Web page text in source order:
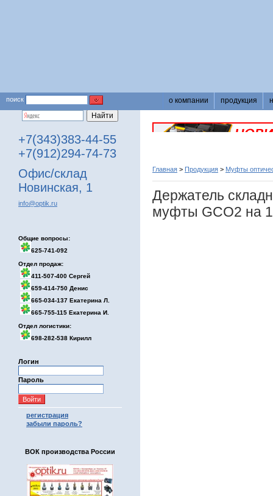
поиск о компании продукция
+7(343)383-44-55
+7(912)294-74-73
Офис/склад
Новинская, 1
info@optik.ru
Общие вопросы:
625-741-092
Отдел продаж:
411-507-400 Сергей
659-414-750 Денис
665-034-137 Екатерина Л.
665-755-115 Екатерина И.
Отдел логистики:
698-282-538 Кирилл
Логин
Пароль
регистрация
забыли пароль?
ВОК производства России
Главная > Продукция > Муфты
Держатель
муфты GCO2 на